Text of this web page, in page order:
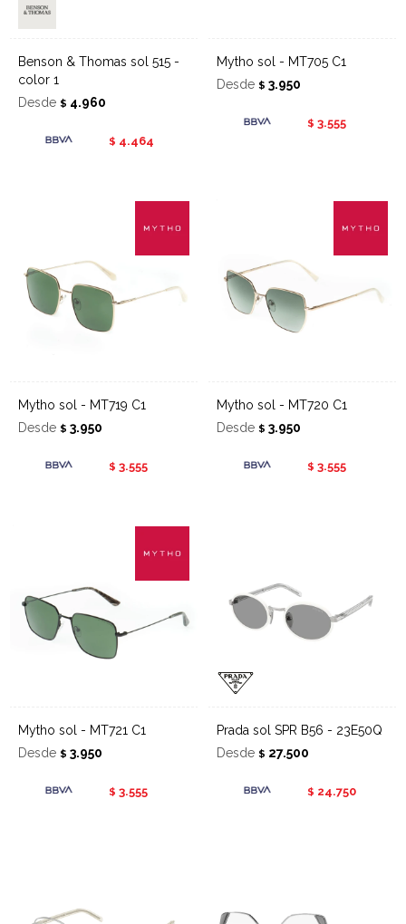
Benson & Thomas sol 515 -
color 1
Desde $ 4.960
$ 4.464
Mytho sol - MT705 C1
Desde $ 3.950
$ 3.555
Mytho sol - MT719 C1
Desde $ 3.950
$ 3.555
Mytho sol - MT720 C1
Desde $ 3.950
$ 3.555
Mytho sol - MT721 C1
Desde $ 3.950
$ 3.555
Prada sol SPR B56 - 23E50Q
Desde $ 27.500
$ 24.750